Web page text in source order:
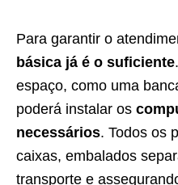
Para garantir o
básica já é o suficiente
espaço, como uma
poderá instalar os
necessários. Todos os
caixas, embalados
transporte e